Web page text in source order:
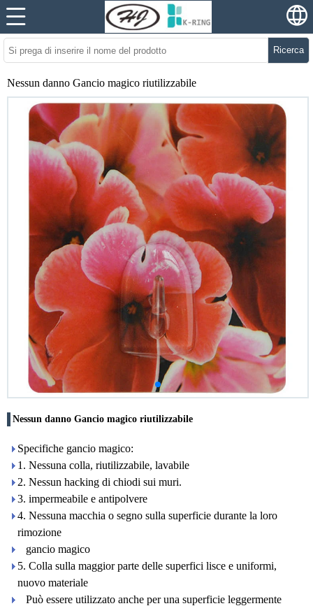
Ricerca
Nessun danno Gancio magico riutilizzabile
Nessun danno Gancio magico riutilizzabile
Specifiche gancio magico:
1. Nessuna colla, riutilizzabile, lavabile
2. Nessun hacking di chiodi sui muri.
3. impermeabile e antipolvere
4. Nessuna macchia o segno sulla superficie durante la loro
rimozione
gancio magico
5. Colla sulla maggior parte delle superfici lisce e uniformi,
nuovo materiale
Può essere utilizzato anche per una superficie leggermente